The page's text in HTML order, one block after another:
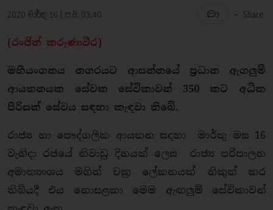
2020 මාර්තු 16 | ප.ව. 03:40 3 - Share
(රංජිත් කරුණාවීර)
මහියංගනය නගරයට ආසන්නයේ ප්‍රධාන ඇගලුම්
ආයතනයක සේවක සේවිකාවන් 350 කට අධික
පිරිසක් සේවය සඳහා කැඳවා තිබේ.
රාජ්‍ය හා පෞද්ගලික ආයතන සදහා මාර්තු මස 16
වැනිදා රජයේ නිවාඩු දිනයක් ලෙස රාජ්‍ය පරිපාලන
අමාත්‍යංශය මගින් චක්‍ර ලේකනයක් නිකුත් කර
තිබියදී එය නොසළකා මෙම ඇඟලුම් සේවිකාවන්